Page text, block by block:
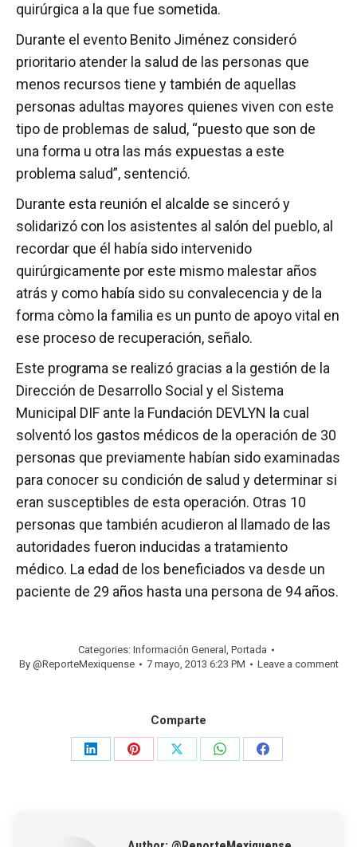
quirúrgica a la que fue sometida.
Durante el evento Benito Jiménez consideró
prioritario atender la salud de las personas que
menos recursos tiene y también de aquellas
personas adultas mayores quienes viven con este
tipo de problemas de salud, “puesto que son de
una forma u otra las más expuestas a este
problema salud”, sentenció.
Durante esta reunión el alcalde se sinceró y
solidarizó con los asistentes al salón del pueblo, al
recordar que él había sido intervenido
quirúrgicamente por este mismo malestar años
atrás y como había sido su convalecencia y de la
forma còmo la familia es un punto de apoyo vital en
ese proceso de recuperación, señalo.
Este programa se realizó gracias a la gestión de la
Dirección de Desarrollo Social y el Sistema
Municipal DIF ante la Fundación DEVLYN la cual
solventó los gastos médicos de la operación de 30
personas que previamente habían sido examinadas
para conocer su condición de salud y determinar si
eran susceptibles de esta operación. Otras 10
personas que también acudieron al llamado de las
autoridades fueron inducidas a tratamiento
médico. La edad de los beneficiados va desde un
paciente de 29 años hasta una persona de 94 años.
Categories: Información General , Portada
By @ReporteMexiquense 7 mayo, 2013 6:23 PM Leave a comment
Comparte
Share
Share
Share
Share
Share